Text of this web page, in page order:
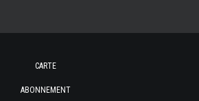
CARTE
ABONNEMENT